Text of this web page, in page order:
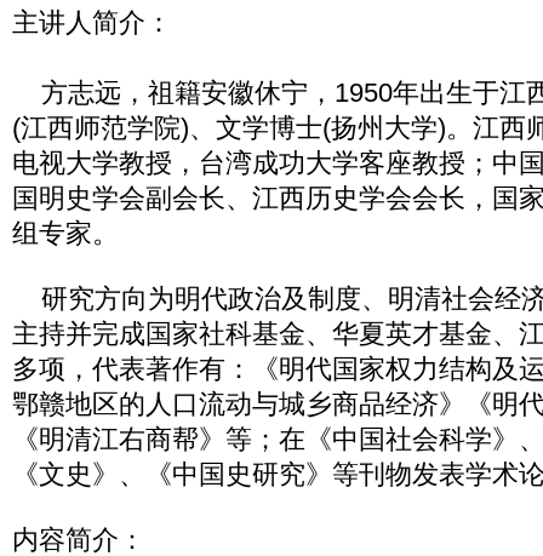
主讲人简介：
方志远，祖籍安徽休宁，1950年出生于江
(江西师范学院)、文学博士(扬州大学)。江西
电视大学教授，台湾成功大学客座教授；中
国明史学会副会长、江西历史学会会长，国
组专家。
研究方向为明代政治及制度、明清社会经
主持并完成国家社科基金、华夏英才基金、
多项，代表著作有：《明代国家权力结构及
鄂赣地区的人口流动与城乡商品经济》《明
《明清江右商帮》等；在《中国社会科学》
《文史》、《中国史研究》等刊物发表学术
内容简介：